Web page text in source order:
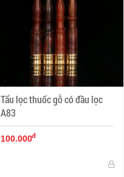
Tẩu lọc thuốc gỗ có đầu lọc
A83
100.000đ